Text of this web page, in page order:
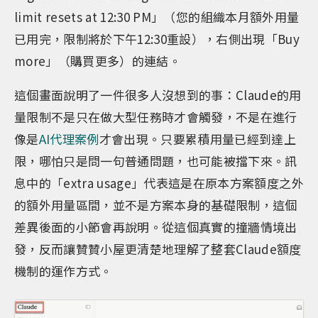
limit resets at 12:30 PM」（您的組織本月額外用量
已用完，限制將於下午12:30重設），右側出現「Buy
more」（購買更多）的連結。
這個畫面說明了一件很多人沒想到的事：Claude的用
量限制不是只在做大型任務時才會觸發，不是在進行
像是AI代理案例才會出現。只要累積用量已經到達上
限，哪怕只是問一句普通問題，也可能被擋下來。訊
息中的「extra usage」代表這是在原本方案額度之外
的額外用量區間，並不是方案本身的基礎限制，這個
差異後面的小節會再說明。從這個真實的撞牆情境出
發，反而讓贊贊小屋更清楚地理解了整套Claude額度
機制的運作方式。